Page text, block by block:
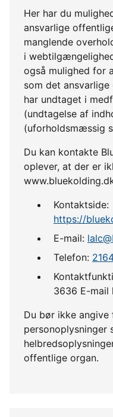
Her har du
ansvarlige
manglende
i
også mulighed for
som det
har undtaget i
(undtagelse af
(uforholdsmæssig
Du kan kontakte
oplever, at der er
Kontaktside:
https://
E-mail:
Telefon:
3636 E-mail
Du bør ikke
personoplysninger
offentlige organ.